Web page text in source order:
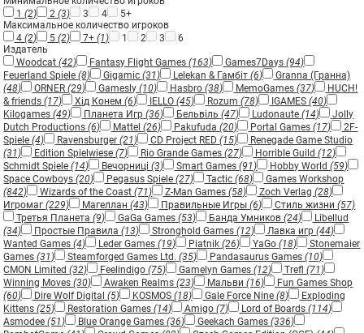
1(2) 2(3) 3 4
5+
Максимальное количество игроков
4(2) 5(2) 7+(1) 1 2 3
6
Издатель
Woodcat(42) Fantasy Flight Games(163) Games7Days(94)
Feuerland Spiele(8) Gigamic(31) Lelekan & Гамбіт(6)
Granna (Гранна)
(48)
ORNER(29) Gamesly(10) Hasbro(38) MemoGames(37)
HUCH!
& friends(17) Хід Конем(6) IELLO(45) Rozum(78) IGAMES(40)
Kilogames(49) Планета Игр(36) Бельвіль(47) Ludonaute(14)
Jolly
Dutch Productions(6) Mattel(26) Pakufuda(20) Portal Games(17)
2F-
Spiele(4) Ravensburger(21) CD Project RED(15)
Renegade Game Studio
(31)
Edition Spielwiese(7) Rio Grande Games(27) Horrible Guild(12)
Schmidt Spiele(14) Вечорниці(3) Smart Games(91) Hobby World(59)
Space Cowboys(20) Pegasus Spiele(27) Tactic(68)
Games Workshop
(842)
Wizards of the Coast(71) Z-Man Games(58) Zoch Verlag(28)
Игромаг(229) Магеллан(43) Правильные Игры(6) Стиль жизни(57)
Третья Планета(9) GaGa Games(53) Банда Умников(24)
Libellud
(34)
Простые Правила(13) Stronghold Games(12) Лавка игр(44)
Wanted Games(4) Leder Games(19) Piatnik(26) YaGo(18)
Stonemaier
Games(31) Steamforged Games Ltd.(35) Pandasaurus Games(10)
CMON Limited(32) Feelindigo(75) Gamelyn Games(12) Trefl(71)
Winning Moves(30) Awaken Realms(23) Мальви(16)
Fun Games Shop
(60)
Dire Wolf Digital(5) KOSMOS(18) Gale Force Nine(8)
Exploding
Kittens(25) Restoration Games(14) Amigo(7) Lord of Boards(114)
Asmodee(51) Blue Orange Games(36) Geekach Games(336)